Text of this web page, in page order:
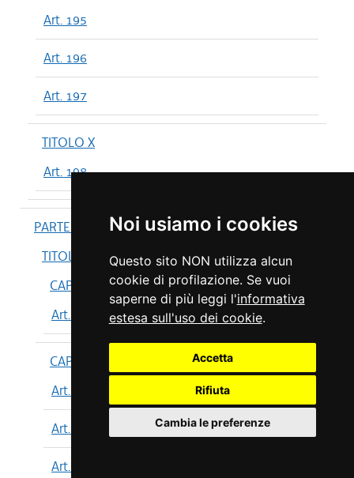
Noi usiamo i cookies
Questo sito NON utilizza alcun
cookie di profilazione. Se vuoi
saperne di più leggi l'informativa
estesa sull'uso dei cookie.
Accetta
Rifiuta
Cambia le preferenze
Art. 195
Art. 196
Art. 197
TITOLO X
Art. 198
PARTE IV
TITOLO I
CAPO I
Art. 199
CAPO II
Art. 200
Art. 201
Art. 202